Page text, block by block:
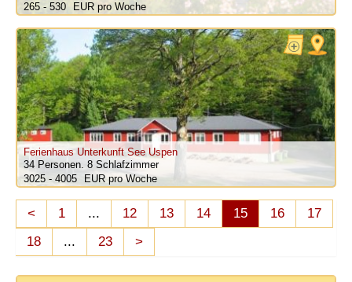
265 - 530
pro Woche
Ferienhaus Unterkunft See Uspen
34 Personen. 8 Schlafzimmer
3025 - 4005
pro Woche
< 1 ... 12 13 14 15 16
17
18
... 23 >